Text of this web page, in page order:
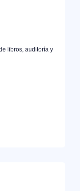
libros, auditoría y